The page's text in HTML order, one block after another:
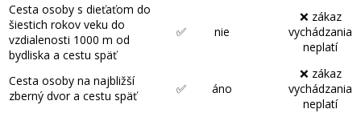
Cesta osoby s dieťaťom do
šiestich rokov veku do
vzdialenosti 1000 m od
bydliska a cestu späť
✅ nie
❌ zákaz
vychádzania
neplatí
Cesta osoby na najbližší
zberný dvor a cestu späť
✅ áno
❌ zákaz
vychádzania
neplatí